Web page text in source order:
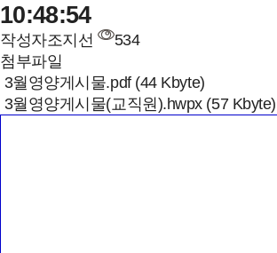
10:48:54
작성자조지선
534
첨부파일
3월영양게시물.pdf (44 Kbyte)
3월영양게시물(교직원).hwpx (57 Kbyte)